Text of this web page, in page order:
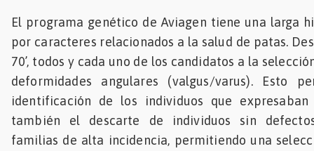
El programa genético de Aviagen tiene una larga
por caracteres relacionados a la salud de patas.
70’, todos y cada uno de los candidatos a la
deformidades angulares (valgus/varus). Esto
identificación de los individuos que
también el descarte de individuos sin
familias de alta incidencia, permitiendo una